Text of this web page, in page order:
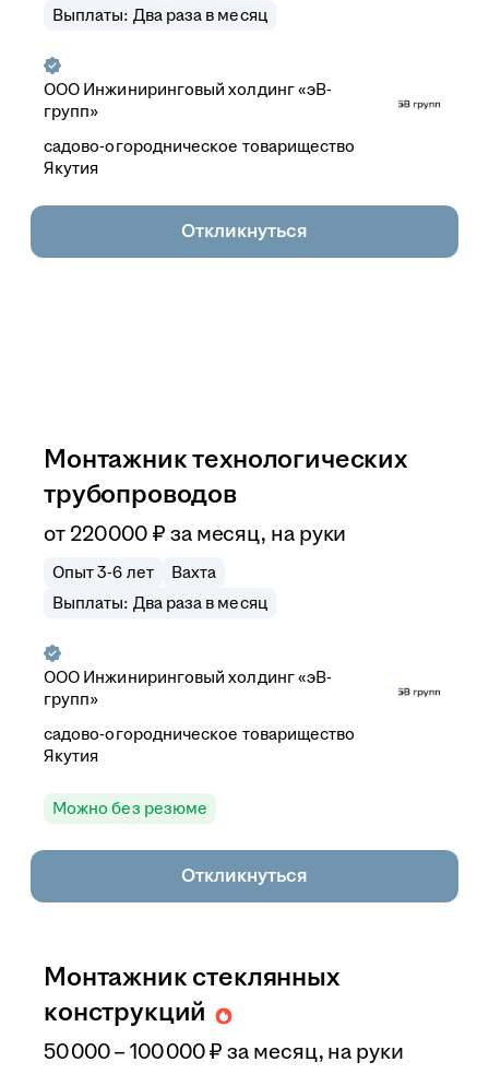
Выплаты: Два раза в месяц
ООО Инжиниринговый холдинг «эВ-
групп»
садово-огородническое товарищество
Якутия
Откликнуться
Монтажник технологических
трубопроводов
от 220 000 ₽ за месяц, на руки
Опыт 3-6 лет
Вахта
Выплаты: Два раза в месяц
ООО Инжиниринговый холдинг «эВ-
групп»
садово-огородническое товарищество
Якутия
Можно без резюме
Откликнуться
Монтажник стеклянных
конструкций
50 000–100 000₽ за месяц, на руки